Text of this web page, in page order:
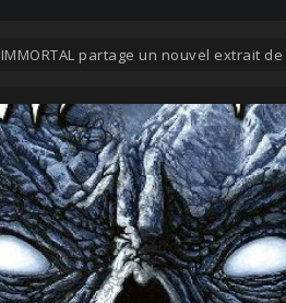
IMMORTAL partage un nouvel extrait